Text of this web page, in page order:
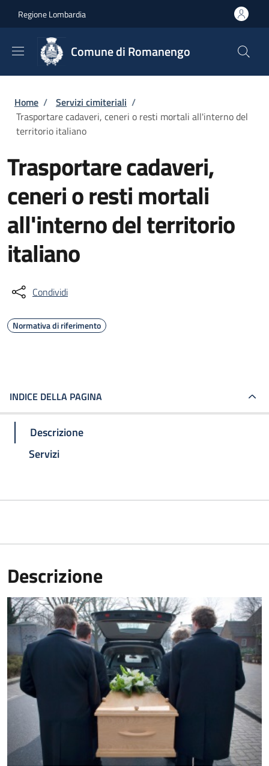
Regione Lombardia
Comune di Romanengo
Briciole di pane
Home / Servizi cimiteriali /
Trasportare cadaveri, ceneri o resti mortali all'interno del
territorio italiano
Trasportare cadaveri,
ceneri o resti mortali
all'interno del territorio
italiano
Condividi
Normativa di riferimento
INDICE DELLA PAGINA
Descrizione
Servizi
Descrizione